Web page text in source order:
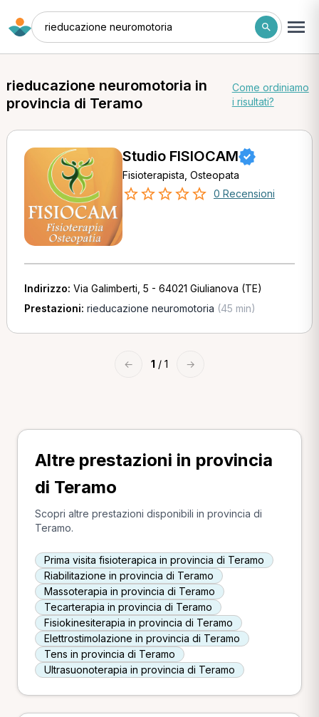
rieducazione neuromotoria
rieducazione neuromotoria in
provincia di Teramo
Come ordiniamo
i risultati?
Studio FISIOCAM
Fisioterapista, Osteopata
0 Recensioni
Indirizzo: Via Galimberti, 5 - 64021 Giulianova (TE)
Prestazioni: rieducazione neuromotoria (45 min)
← 1 / 1 →
Altre prestazioni in provincia
di Teramo
Scopri altre prestazioni disponibili in provincia di
Teramo.
Prima visita fisioterapica in provincia di Teramo
Riabilitazione in provincia di Teramo
Massoterapia in provincia di Teramo
Tecarterapia in provincia di Teramo
Fisiokinesiterapia in provincia di Teramo
Elettrostimolazione in provincia di Teramo
Tens in provincia di Teramo
Ultrasuonoterapia in provincia di Teramo